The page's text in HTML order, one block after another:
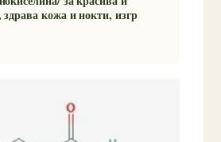
здрава кожа и нокти, изгр